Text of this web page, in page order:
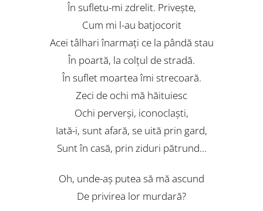
În sufletu-mi zdrelit. Priveşte,
Cum mi l-au batjocorit
Acei tâlhari înarmaţi ce la pândă stau
În poartă, la colţul de stradă.
În suflet moartea îmi strecoară.
Zeci de ochi mă hăituiesc
Ochi perverşi, iconoclaşti,
Iată-i, sunt afară, se uită prin gard,
Sunt în casă, prin ziduri pătrund…
Oh, unde-aş putea să mă ascund
De privirea lor murdară?